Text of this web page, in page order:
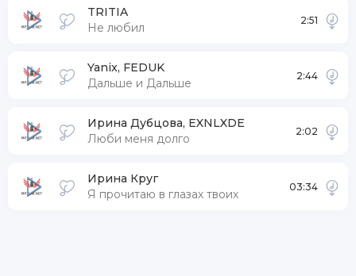
TRITIA
Не любил
2:51
Yanix, FEDUK
Дальше и Дальше
2:44
Ирина Дубцова, EXNLXDE
Люби меня долго
2:02
Ирина Круг
Я прочитаю в глазах твоих
03:34